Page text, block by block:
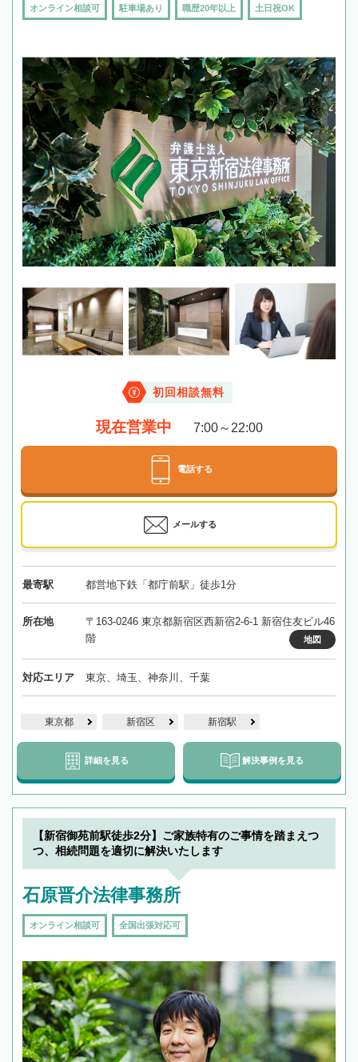
オンライン相談可 駐車場あり 職歴20年以上 土日祝OK
初回相談無料
現在営業中 7:00～22:00
電話する
メールする
最寄駅 都営地下鉄「都庁前駅」徒歩1分
所在地
〒163-0246 東京都新宿区西新宿2-6-1 新宿住友ビル46
階
地図
対応エリア 東京、埼玉、神奈川、千葉
東京都 新宿区 新宿駅
詳細を見る 解決事例を見る
【新宿御苑前駅徒歩2分】ご家族特有のご事情を踏まえつ
つ、相続問題を適切に解決いたします
石原晋介法律事務所
オンライン相談可 全国出張対応可